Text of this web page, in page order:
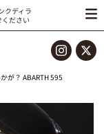
クディラ
ださい
が？ ABARTH 595